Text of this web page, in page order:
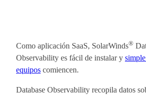
Como aplicación SaaS, SolarWinds®
Observability es fácil de instalar y
equipos comiencen.
Database Observability recopila datos